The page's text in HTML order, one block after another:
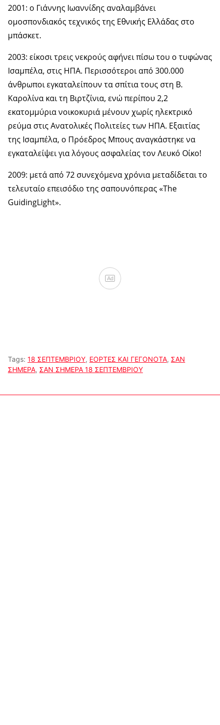
2001: ο Γιάννης Ιωαννίδης αναλαμβάνει
ομοσπονδιακός τεχνικός της Εθνικής Ελλάδας στο
μπάσκετ.
2003: είκοσι τρεις νεκρούς αφήνει πίσω του ο τυφώνας
Ισαμπέλα, στις ΗΠΑ. Περισσότεροι από 300.000
άνθρωποι εγκαταλείπουν τα σπίτια τους στη Β.
Καρολίνα και τη Βιρτζίνια, ενώ περίπου 2,2
εκατομμύρια νοικοκυριά μένουν χωρίς ηλεκτρικό
ρεύμα στις Ανατολικές Πολιτείες των ΗΠΑ. Εξαιτίας
της Ισαμπέλα, ο Πρόεδρος Μπους αναγκάστηκε να
εγκαταλείψει για λόγους ασφαλείας τον Λευκό Οίκο!
2009: μετά από 72 συνεχόμενα χρόνια μεταδίδεται το
τελευταίο επεισόδιο της σαπουνόπερας «The
GuidingLight».
Ad
Tags: 18 ΣΕΠΤΕΜΒΡΙΟΥ, ΕΟΡΤΕΣ ΚΑΙ ΓΕΓΟΝΟΤΑ, ΣΑΝ
ΣΗΜΕΡΑ, ΣΑΝ ΣΗΜΕΡΑ 18 ΣΕΠΤΕΜΒΡΙΟΥ